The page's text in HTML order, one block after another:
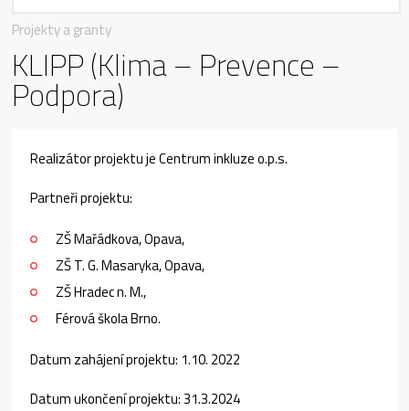
Projekty a granty
KLIPP (Klima – Prevence –
Podpora)
Realizátor projektu je Centrum inkluze o.p.s.
Partneři projektu:
ZŠ Mařádkova, Opava,
ZŠ T. G. Masaryka, Opava,
ZŠ Hradec n. M.,
Férová škola Brno.
Datum zahájení projektu: 1.10. 2022
Datum ukončení projektu: 31.3.2024